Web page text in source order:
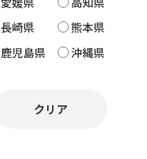
長崎県
熊本県
鹿児島県 沖縄県